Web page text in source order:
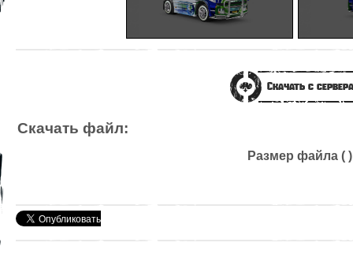
Скачать с сервера
Скачать файл:
Размер файла ( )